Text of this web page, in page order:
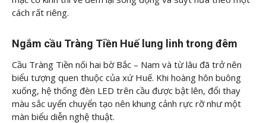
cách rất riêng.
Ngắm cầu Tràng Tiền Huế lung linh trong đêm
Cầu Tràng Tiền nối hai bờ Bắc – Nam và từ lâu đã trở nên
biểu tượng quen thuộc của xứ Huế. Khi hoàng hôn buông
xuống, hệ thống đèn LED trên cầu được bật lên, đổi thay
màu sắc uyển chuyển tạo nên khung cảnh rực rỡ như một
màn biểu diễn nghệ thuật.